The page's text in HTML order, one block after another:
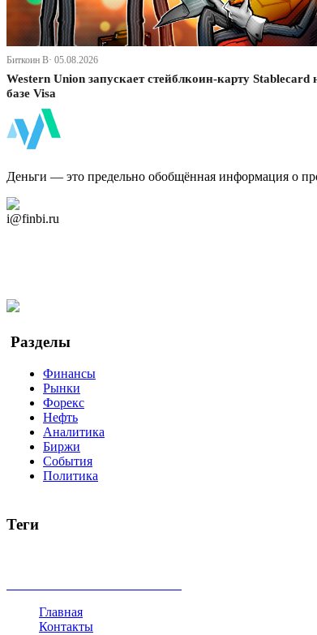
Биткоин В· 05.08.2026
Western Union запускает стейблкоин-карту Stablecard
базе Visa
Деньги — это предельно обобщённая информация о
i@finbi.ru
Разделы
Финансы
Рынки
Форекс
Нефть
Аналитика
Биржи
События
Политика
Теги
Главная
Контакты